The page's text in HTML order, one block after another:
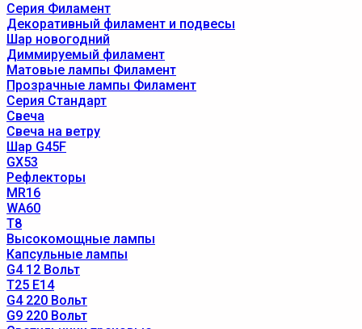
Серия Филамент
Декоративный филамент и подвесы
Шар новогодний
Диммируемый филамент
Матовые лампы Филамент
Прозрачные лампы Филамент
Серия Стандарт
Свеча
Свеча на ветру
Шар G45F
GX53
Рефлекторы
MR16
WA60
T8
Высокомощные лампы
Капсульные лампы
G4 12 Вольт
T25 E14
G4 220 Вольт
G9 220 Вольт